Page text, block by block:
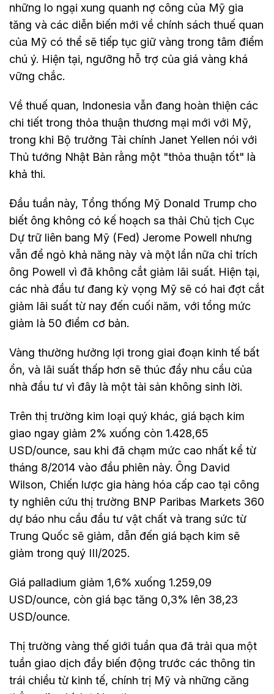
những lo ngại xung quanh nợ công của Mỹ gia
tăng và các diễn biến mới về chính sách thuế quan
của Mỹ có thể sẽ tiếp tục giữ vàng trong tâm điểm
chú ý. Hiện tại, ngưỡng hỗ trợ của giá vàng khá
vững chắc.
Về thuế quan, Indonesia vẫn đang hoàn thiện các
chi tiết trong thỏa thuận thương mại mới với Mỹ,
trong khi Bộ trưởng Tài chính Janet Yellen nói với
Thủ tướng Nhật Bản rằng một "thỏa thuận tốt" là
khả thi.
Đầu tuần này, Tổng thống Mỹ Donald Trump cho
biết ông không có kế hoạch sa thải Chủ tịch Cục
Dự trữ liên bang Mỹ (Fed) Jerome Powell nhưng
vẫn để ngỏ khả năng này và một lần nữa chỉ trích
ông Powell vì đã không cắt giảm lãi suất. Hiện tại,
các nhà đầu tư đang kỳ vọng Mỹ sẽ có hai đợt cắt
giảm lãi suất từ nay đến cuối năm, với tổng mức
giảm là 50 điểm cơ bản.
Vàng thường hưởng lợi trong giai đoạn kinh tế bất
ổn, và lãi suất thấp hơn sẽ thúc đẩy nhu cầu của
nhà đầu tư vì đây là một tài sản không sinh lời.
Trên thị trường kim loại quý khác, giá bạch kim
giao ngay giảm 2% xuống còn 1.428,65
USD/ounce, sau khi đã chạm mức cao nhất kể từ
tháng 8/2014 vào đầu phiên này. Ông David
Wilson, Chiến lược gia hàng hóa cấp cao tại công
ty nghiên cứu thị trường BNP Paribas Markets 360
dự báo nhu cầu đầu tư vật chất và trang sức từ
Trung Quốc sẽ giảm, dẫn đến giá bạch kim sẽ
giảm trong quý III/2025.
Giá palladium giảm 1,6% xuống 1.259,09
USD/ounce, còn giá bạc tăng 0,3% lên 38,23
USD/ounce.
Thị trường vàng thế giới tuần qua đã trải qua một
tuần giao dịch đầy biến động trước các thông tin
trái chiều từ kinh tế, chính trị Mỹ và những căng